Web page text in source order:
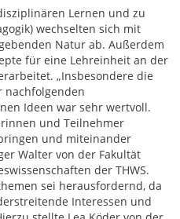
Lernen und zu
wechselten sich mit
Natur ab. Außerdem
für eine Lehreinheit an der
„Insbesondere die
Ideen war sehr wertvoll.
und Teilnehmer
und miteinander
Walter von der Fakultät
der THWS.
sei herausfordernd, da
Interessen und